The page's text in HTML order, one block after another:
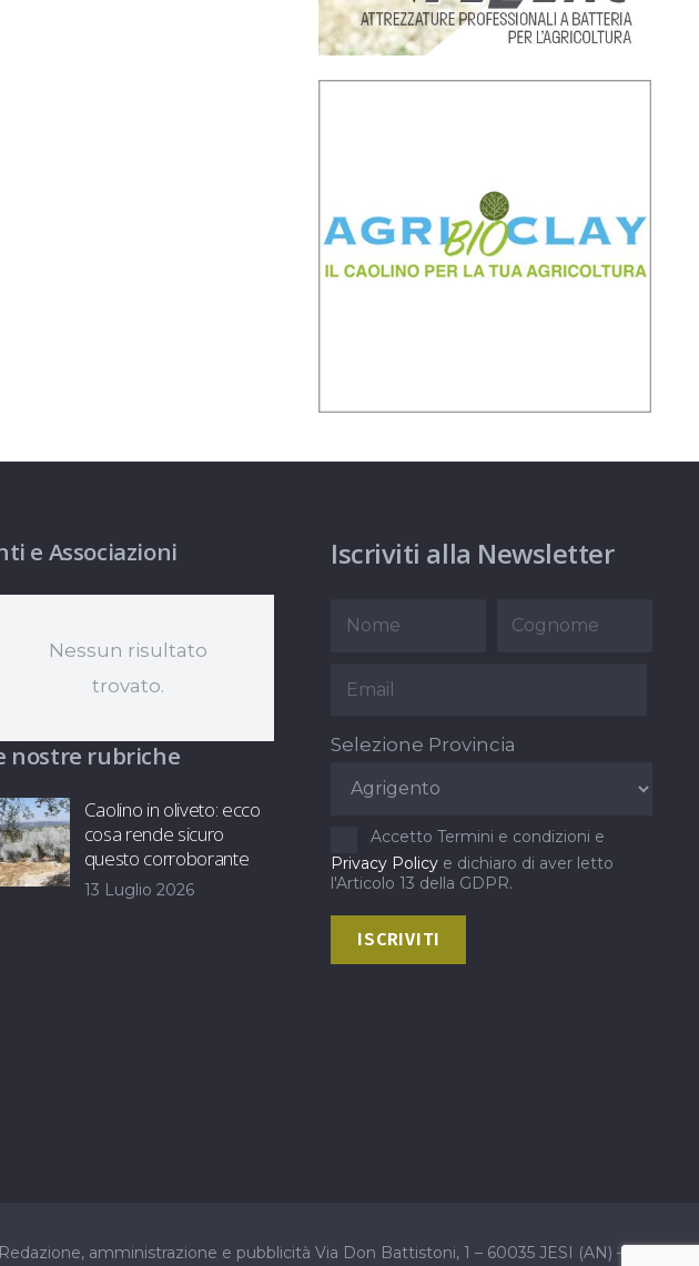
e Associazioni
Nessun risultato
trovato.
nostre rubriche
Caolino in oliveto: ecco
cosa rende sicuro
questo corroborante
13 Luglio 2026
Iscriviti alla Newsletter
Selezione Provincia
Accetto Termini e condizioni e
Privacy Policy e dichiaro di aver letto
l'Articolo 13 della GDPR.
amministrazione e pubblicità Via Don Battistoni, 1 – 60035 JESI (AN) –